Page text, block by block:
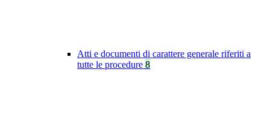
Atti e documenti di carattere generale riferiti a
tutte le procedure 8